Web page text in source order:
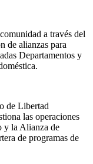
a través del
de alianzas para
Departamentos y
de Libertad
las operaciones
y la Alianza de
de programas de